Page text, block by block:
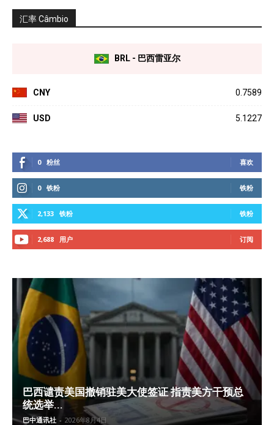
汇率 Câmbio
BRL - 巴西雷亚尔
CNY 0.7589
USD 5.1227
0 粉丝 喜欢
0 铁粉 铁粉
2,133 铁粉 铁粉
2,688 用户 订阅
巴西谴责美国撤销驻美大使签证 指责美方干预总
统选举...
巴中通讯社 - 2026年8月4日